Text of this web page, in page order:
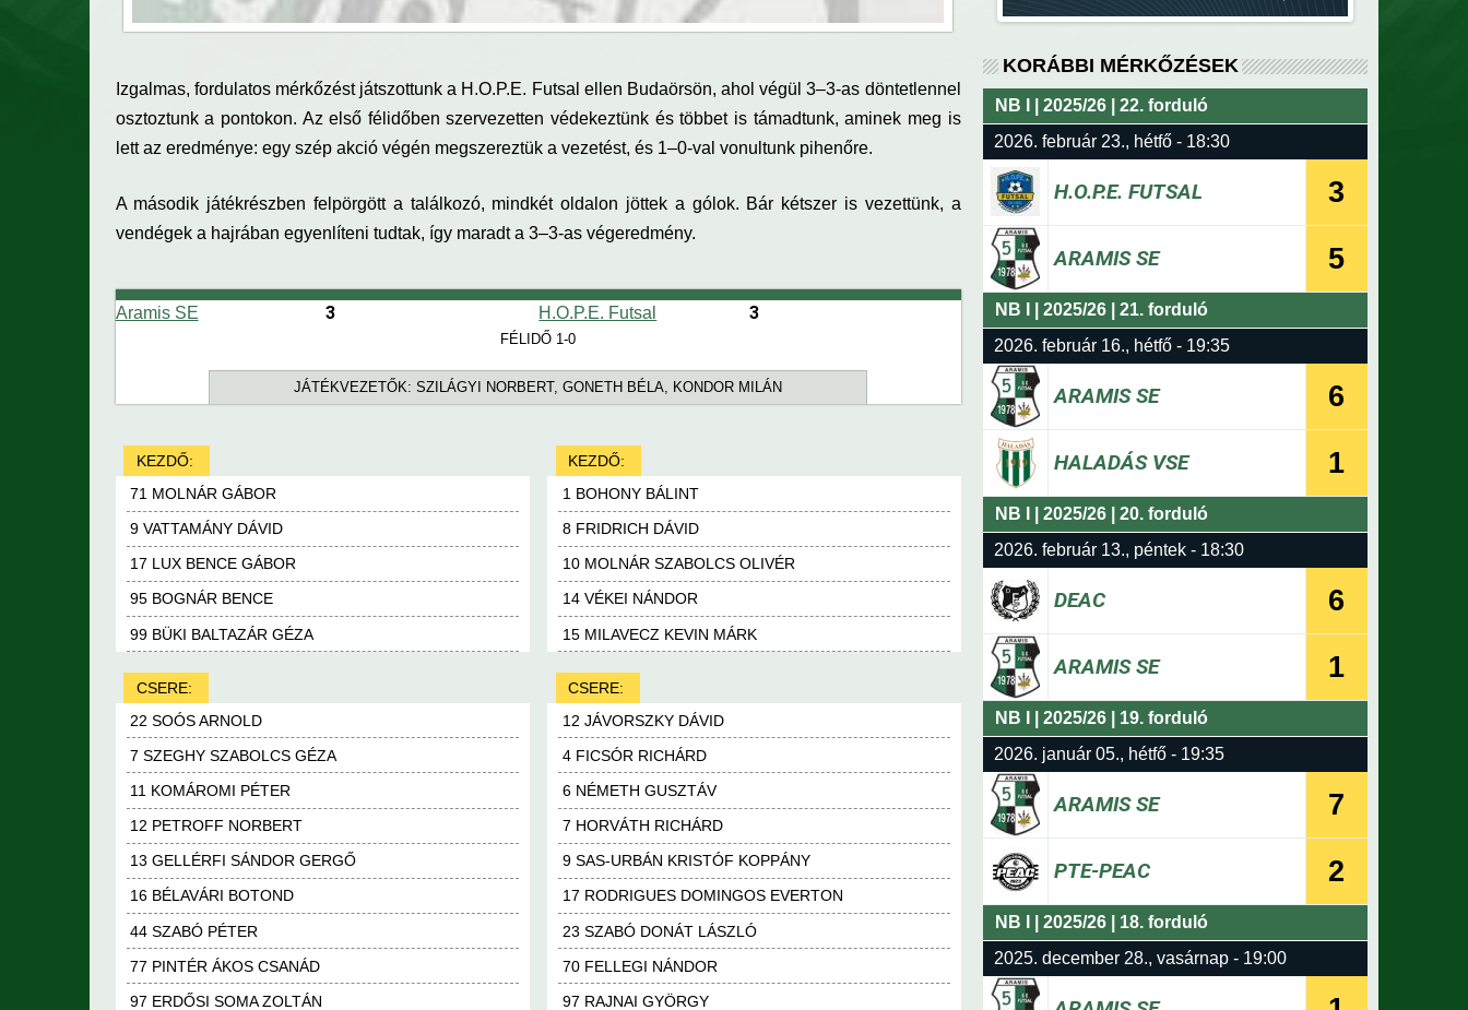
Izgalmas, fordulatos mérkőzést játszottunk a H.O.P.E. Futsal ellen Budaörsön, ahol végül 3–3-as döntetlennel
osztoztunk a pontokon. Az első félidőben szervezetten védekeztünk és többet is támadtunk, aminek meg is
lett az eredménye: egy szép akció végén megszereztük a vezetést, és 1–0-val vonultunk pihenőre.
A második játékrészben felpörgött a találkozó, mindkét oldalon jöttek a gólok. Bár kétszer is vezettünk, a
vendégek a hajrában egyenlíteni tudtak, így maradt a 3–3-as végeredmény.
Aramis SE 3 H.O.P.E. Futsal 3
FÉLIDŐ 1-0
JÁTÉKVEZETŐK:SZILÁGYI NORBERT, GONETH BÉLA, KONDOR MILÁN
KEZDŐ:
71 MOLNÁR GÁBOR
9 VATTAMÁNY DÁVID
17 LUX BENCE GÁBOR
95 BOGNÁR BENCE
99 BÜKI BALTAZÁR GÉZA
CSERE:
22 SOÓS ARNOLD
7 SZEGHY SZABOLCS GÉZA
11 KOMÁROMI PÉTER
12 PETROFF NORBERT
13 GELLÉRFI SÁNDOR GERGŐ
16 BÉLAVÁRI BOTOND
44 SZABÓ PÉTER
77 PINTÉR ÁKOS CSANÁD
97 ERDŐSI SOMA ZOLTÁN
KEZDŐ:
1 BOHONY BÁLINT
8 FRIDRICH DÁVID
10 MOLNÁR SZABOLCS OLIVÉR
14 VÉKEI NÁNDOR
15 MILAVECZ KEVIN MÁRK
CSERE:
12 JÁVORSZKY DÁVID
4 FICSÓR RICHÁRD
6 NÉMETH GUSZTÁV
7 HORVÁTH RICHÁRD
9 SAS-URBÁN KRISTÓF KOPPÁNY
17 RODRIGUES DOMINGOS EVERTON
23 SZABÓ DONÁT LÁSZLÓ
70 FELLEGI NÁNDOR
97 RAJNAI GYÖRGY
KORÁBBI MÉRKŐZÉSEK
NB I | 2025/26 | 22. forduló
2026. február 23., hétfő - 18:30
H.O.P.E. FUTSAL
ARAMIS SE
3
5
NB I | 2025/26 | 21. forduló
2026. február 16., hétfő - 19:35
ARAMIS SE
HALADÁS VSE
6
1
NB I | 2025/26 | 20. forduló
2026. február 13., péntek - 18:30
DEAC
ARAMIS SE
6
1
NB I | 2025/26 | 19. forduló
2026. január 05., hétfő - 19:35
ARAMIS SE
PTE-PEAC
7
2
NB I | 2025/26 | 18. forduló
2025. december 28., vasárnap - 19:00